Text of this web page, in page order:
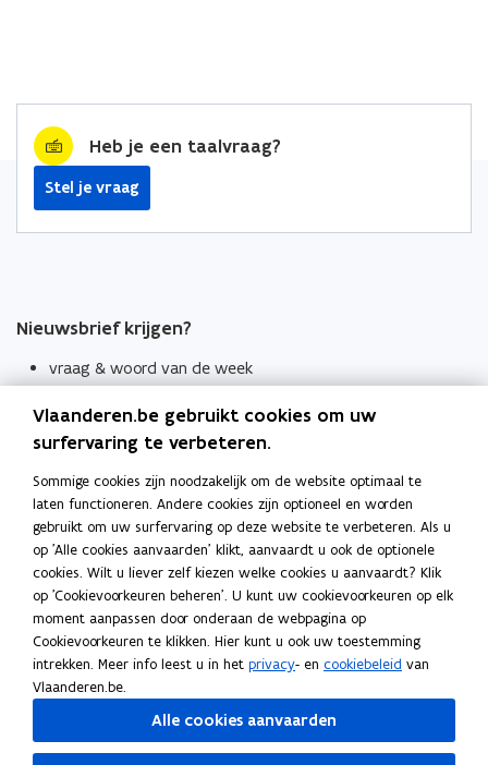
Heb je een taalvraag?
Stel je vraag
Nieuwsbrief krijgen?
vraag & woord van de week
Schrijf je in
Thema's
Taaladviezen
Spellingregels
Tips voor duidelijke taal
Bekijk ook
Spellingtests
Boek- en webwijzer
Vlaanderen.be gebruikt cookies om uw
surfervaring te verbeteren.
Sommige cookies zijn noodzakelijk om de website optimaal te
laten functioneren. Andere cookies zijn optioneel en worden
gebruikt om uw surfervaring op deze website te verbeteren. Als u
op 'Alle cookies aanvaarden' klikt, aanvaardt u ook de optionele
cookies. Wilt u liever zelf kiezen welke cookies u aanvaardt? Klik
op 'Cookievoorkeuren beheren'. U kunt uw cookievoorkeuren op elk
moment aanpassen door onderaan de webpagina op
Cookievoorkeuren te klikken. Hier kunt u ook uw toestemming
intrekken. Meer info leest u in het privacy- en cookiebeleid van
Vlaanderen.be.
Alle cookies aanvaarden